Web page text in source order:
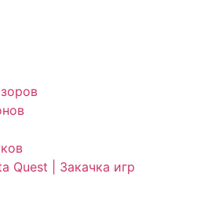
Quest | Закачка игр